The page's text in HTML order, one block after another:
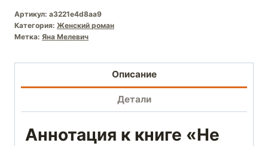
Артикул: a3221e4d8aa9
Категория: Женский роман
Метка: Яна Мелевич
Описание
Детали
Аннотация к книге «Не